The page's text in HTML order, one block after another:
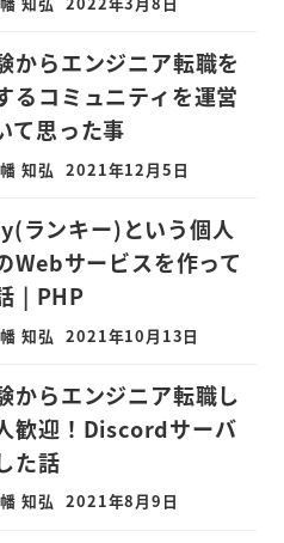
からエンジニア転職を
るコミュニティを運営
て思った事
知弘 2021年12月5日
ランキー)という個人
Webサービスを作って
| PHP
知弘 2021年10月13日
からエンジニア転職し
歓迎！Discordサーバ
た話
知弘 2021年8月9日